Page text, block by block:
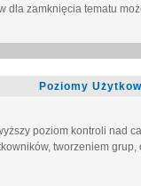
dla zamknięcia tematu
Poziomy
poziom kontroli nad
tworzeniem